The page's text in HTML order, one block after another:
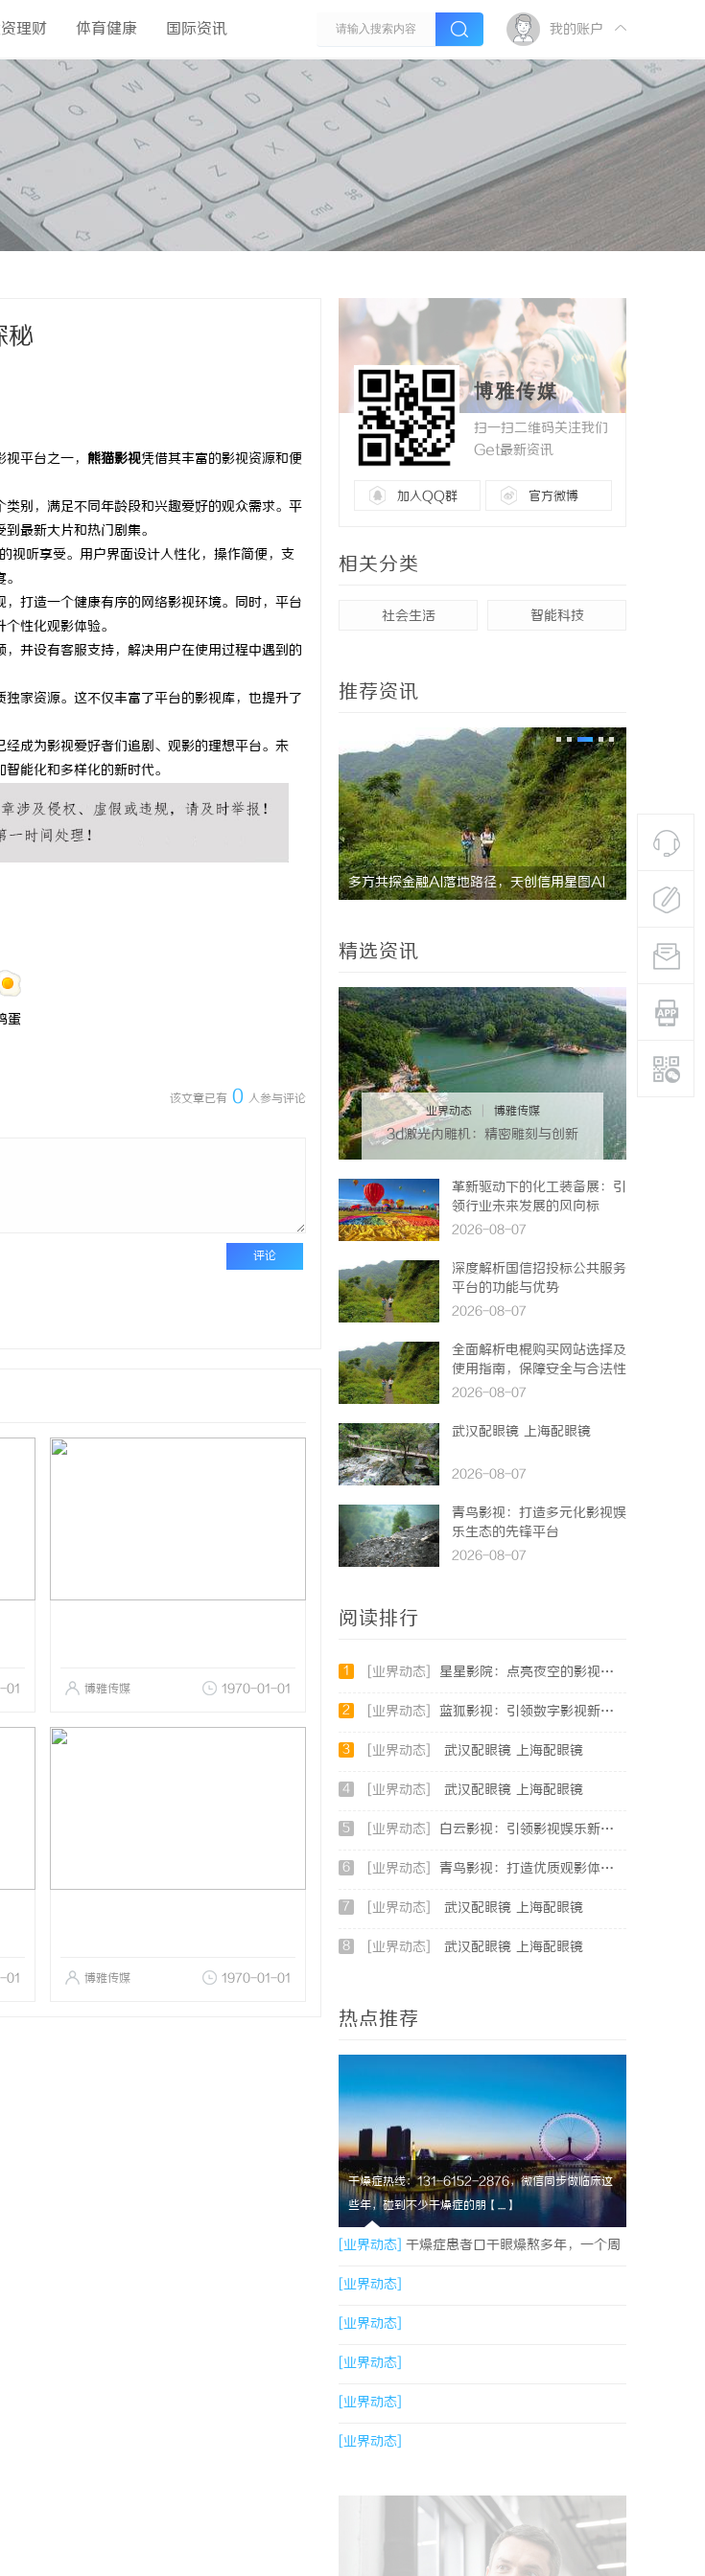
理财 体育健康 国际资讯 我的账户
秘
平台之一， 熊猫影视凭借其丰富的影视资源和便
别，满足不同年龄段和兴趣爱好的观众需求。平
最新大片和热门剧集。
视听享受。用户界面设计人性化，操作简便，支
打造一个健康有序的网络影视环境。同时，平台
性化观影体验。
并设有客服支持，解决用户在使用过程中遇到的
家资源。这不仅丰富了平台的影视库，也提升了
成为影视爱好者们追剧、观影的理想平台。未
能化和多样化的新时代。
蛋
该文章已有 0 人参与评论
评论
01 博雅传媒 1970-01-01
01 博雅传媒 1970-01-01
博雅传媒
扫一扫二维码关注我们
Get最新资讯
加入QQ群 官方微博
相关分类
社会生活 智能科技
推荐资讯
多方共探金融AI落地路径，天创信用星图AI 贝净 AC
全解析
精选资讯
业界动态 博雅传媒
3d激光内雕机：精密雕刻与创新
革新驱动下的化工装备展：引
领行业未来发展的风向标
2026-08-07
深度解析国信招投标公共服务
平台的功能与优势
2026-08-07
全面解析电棍购买网站选择及
使用指南，保障安全与合法性
2026-08-07
武汉配眼镜 上海配眼镜
2026-08-07
青鸟影视：打造多元化影视娱
乐生态的先锋平台
2026-08-07
阅读排行
1 [业界动态] 星星影院：点亮夜空的影视艺术殿堂
2 [业界动态] 蓝狐影视：引领数字影视新时代的创新力量
3 [业界动态] 武汉配眼镜 上海配眼镜
4 [业界动态] 武汉配眼镜 上海配眼镜
5 [业界动态] 白云影视：引领影视娱乐新时代的内容创新平台
6 [业界动态] 青鸟影视：打造优质观影体验的行业新标杆
7 [业界动态] 武汉配眼镜 上海配眼镜
8 [业界动态] 武汉配眼镜 上海配眼镜
热点推荐
干燥症热线：131-6152-2876，微信同步做临床这
些年，碰到不少干燥症的朋【....】
[业界动态] 干燥症患者口干眼燥熬多年，一个周
期缓过来？老中医：一张辨证方对症，身体找回
津液
[业界动态]
[业界动态]
[业界动态]
[业界动态]
[业界动态]